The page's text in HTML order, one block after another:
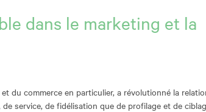
dans le marketing et la
du commerce en particulier, a révolutionné la
service, de fidélisation que de profilage et de